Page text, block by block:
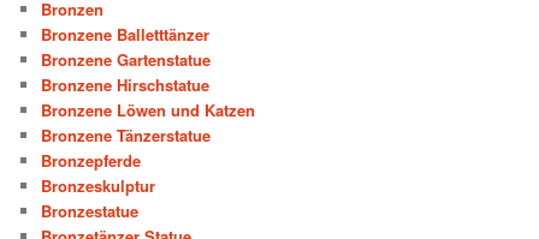
Bronzen
Bronzene Balletttänzer
Bronzene Gartenstatue
Bronzene Hirschstatue
Bronzene Löwen und Katzen
Bronzene Tänzerstatue
Bronzepferde
Bronzeskulptur
Bronzestatue